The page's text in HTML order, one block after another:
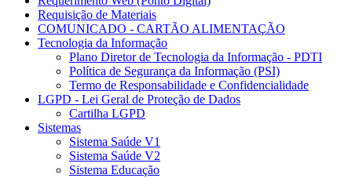
Requisição de Materiais
COMUNICADO - CARTÃO ALIMENTAÇÃO
Tecnologia da Informação
Plano Diretor de Tecnologia da Informação - PDTI
Política de Segurança da Informação (PSI)
Termo de Responsabilidade e Confidencialidade
LGPD - Lei Geral de Proteção de Dados
Cartilha LGPD
Sistemas
Sistema Saúde V1
Sistema Saúde V2
Sistema Educação